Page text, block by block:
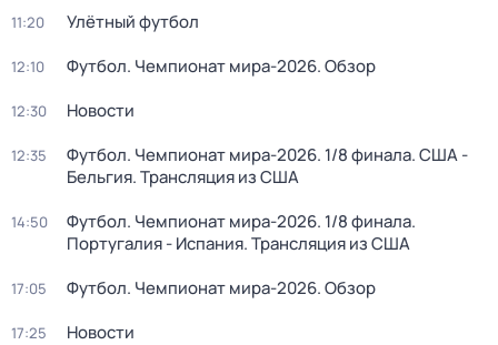
11:20 Улётный футбол
12:10 Футбол. Чемпионат мира-2026. Обзор
12:30 Новости
12:35
Футбол. Чемпионат мира-2026. 1/8 финала. США -
Бельгия. Трансляция из США
14:50
Футбол. Чемпионат мира-2026. 1/8 финала.
Португалия - Испания. Трансляция из США
17:05 Футбол. Чемпионат мира-2026. Обзор
17:25 Новости